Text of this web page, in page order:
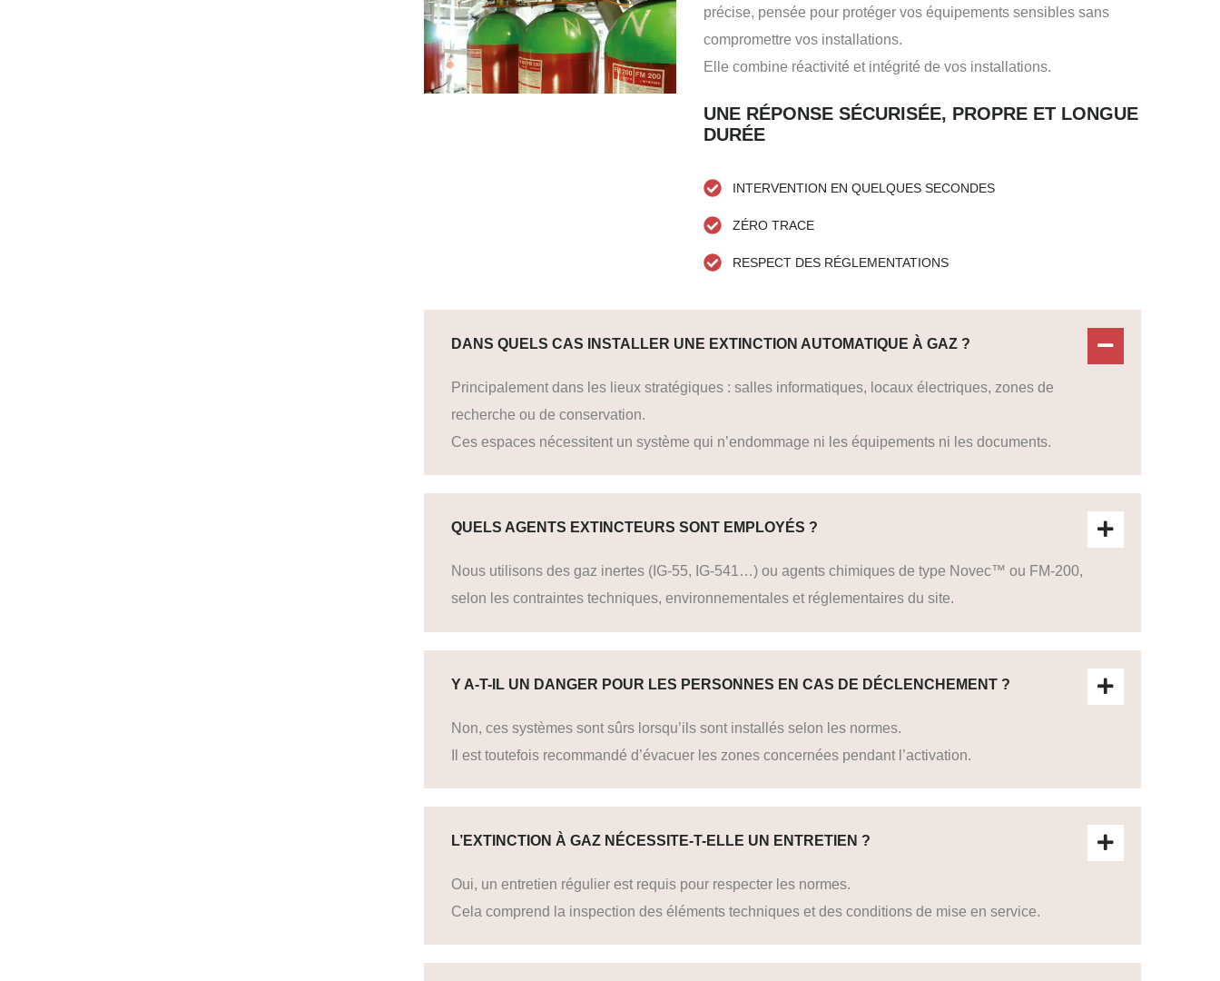
précise, pensée pour protéger vos équipements sensibles sans
compromettre vos installations.
Elle combine réactivité et intégrité de vos installations.
UNE RÉPONSE SÉCURISÉE, PROPRE ET LONGUE
DURÉE
INTERVENTION EN QUELQUES SECONDES
ZÉRO TRACE
RESPECT DES RÉGLEMENTATIONS
DANS QUELS CAS INSTALLER UNE EXTINCTION AUTOMATIQUE À GAZ ?
Principalement dans les lieux stratégiques : salles informatiques, locaux électriques, zones de
recherche ou de conservation.
Ces espaces nécessitent un système qui n’endommage ni les équipements ni les documents.
QUELS AGENTS EXTINCTEURS SONT EMPLOYÉS ?
Nous utilisons des gaz inertes (IG-55, IG-541…) ou agents chimiques de type Novec™ ou FM-200,
selon les contraintes techniques, environnementales et réglementaires du site.
Y A-T-IL UN DANGER POUR LES PERSONNES EN CAS DE DÉCLENCHEMENT ?
Non, ces systèmes sont sûrs lorsqu’ils sont installés selon les normes.
Il est toutefois recommandé d’évacuer les zones concernées pendant l’activation.
L’EXTINCTION À GAZ NÉCESSITE-T-ELLE UN ENTRETIEN ?
Oui, un entretien régulier est requis pour respecter les normes.
Cela comprend la inspection des éléments techniques et des conditions de mise en service.